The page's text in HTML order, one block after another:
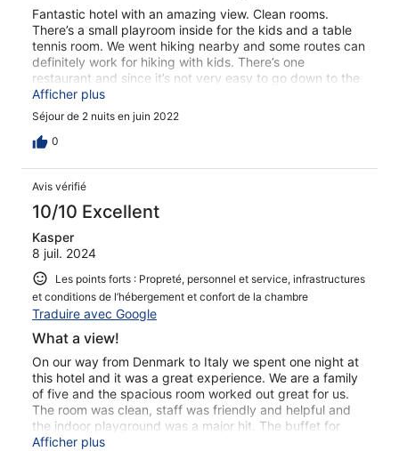
Fantastic hotel with an amazing view. Clean rooms.
There’s a small playroom inside for the kids and a table
tennis room. We went hiking nearby and some routes can
definitely work for hiking with kids. There’s one
restaurant and since it’s not very easy to go down to the
town for dinner we ate there. Good food although a bit
expensive.
Afficher plus
Séjour de 2 nuits en juin 2022
0
Avis vérifié
10/10 Excellent
Kasper
8 juil. 2024
Les points forts : Propreté, personnel et service, infrastructures
et conditions de l’hébergement et confort de la chambre
Traduire avec Google
What a view!
On our way from Denmark to Italy we spent one night at
this hotel and it was a great experience. We are a family
of five and the spacious room worked out great for us.
The room was clean, staff was friendly and helpful and
the indoor playground was a major hit. The buffet for
dinner was alright - we would have liked a bit more fresh
Afficher plus